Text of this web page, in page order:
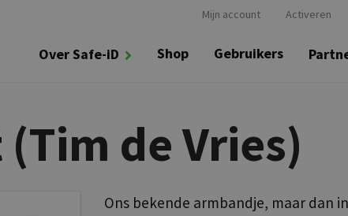
Mijn account Activeren
Over Safe-iD Shop Gebruikers
de Vries)
Ons bekende armbandje, maar dan